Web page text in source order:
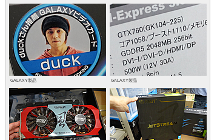
GALAXY製品 GALAXY製品